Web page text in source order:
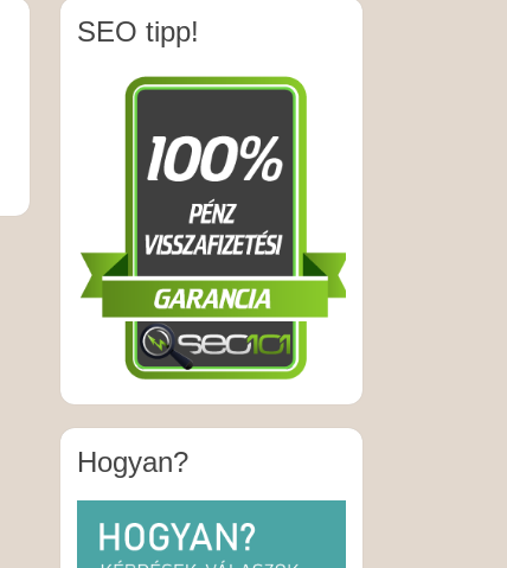
SEO tipp!
Hogyan?